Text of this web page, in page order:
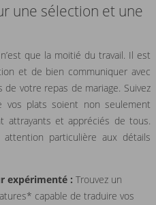
une sélection et une
que la moitié du travail. Il est
et de bien communiquer avec
votre repas de mariage. Suivez
vos plats soient non seulement
attrayants et appréciés de tous.
particulière aux détails
expérimenté : Trouvez un
capable de traduire vos